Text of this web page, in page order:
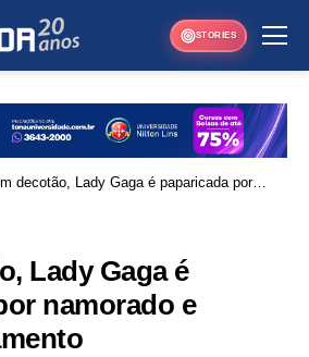
STORIES
decotão, Lady Gaga é paparicada por
Lady Gaga é
namorado e